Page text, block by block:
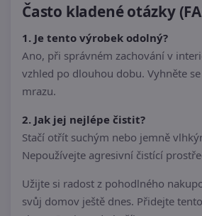
Často kladené otázky
1. Je tento výrobek odolný?
Ano, při správném zachování v
vzhled po dlouhou dobu. Vyhněte
mrazu.
2. Jak jej nejlépe čistit?
Stačí otřít suchým nebo jemně
Nepoužívejte agresivní čistící
Užijte si radost z pohodlného
svůj domov ještě dnes. Přidejte